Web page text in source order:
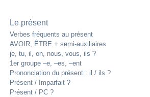
Le présent
Verbes fréquents au présent
AVOIR, ÊTRE + semi-auxiliaires
je, tu, il, on, nous, vous, ils ?
1er groupe –e, –es, –ent
Prononciation du présent : il / ils ?
Présent / Imparfait ?
Présent / PC ?